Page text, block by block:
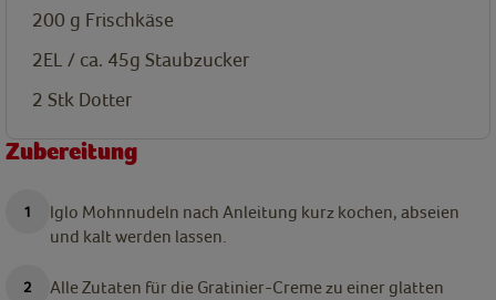
200 g Frischkäse
2EL / ca. 45g Staubzucker
2 Stk Dotter
Zubereitung
Iglo Mohnnudeln nach Anleitung kurz kochen, abseien
und kalt werden lassen.
Alle Zutaten für die Gratinier-Creme zu einer glatten